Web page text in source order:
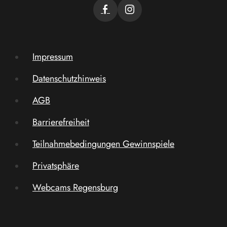
Impressum
Datenschutzhinweis
AGB
Barrierefreiheit
Teilnahmebedingungen Gewinnspiele
Privatsphäre
Webcams Regensburg